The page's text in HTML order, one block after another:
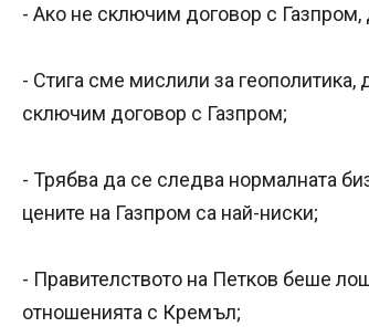
- Ако не сключим договор с
- Стига сме мислили за
сключим договор с Газпром;
- Трябва да се следва нормалната
цените на Газпром са най-ниски;
- Правителството на Петков беше
отношенията с Кремъл;